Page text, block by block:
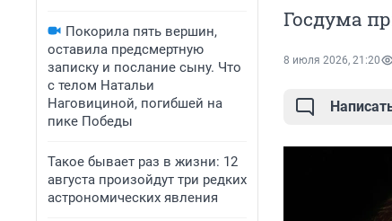
Покорила пять вершин,
оставила предсмертную
записку и послание сыну. Что
с телом Натальи
Наговициной, погибшей на
пике Победы
Такое бывает раз в жизни: 12
августа произойдут три редких
астрономических явления
Госдума
8 июля 2026, 21:20